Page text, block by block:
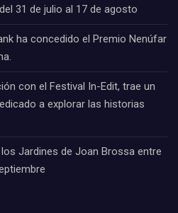
31 de julio al 17 de agosto
ha concedido el Premio Nenúfar
con el Festival In-Edit, trae un
a explorar las historias
Jardines de Joan Brossa entre